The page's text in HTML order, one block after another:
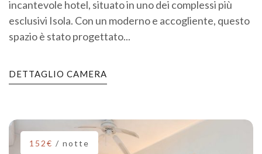
incantevole hotel, situato in uno dei complessi più
esclusivi Isola. Con un moderno e accogliente, questo
spazio è stato progettato...
DETTAGLIO CAMERA
152€ / notte